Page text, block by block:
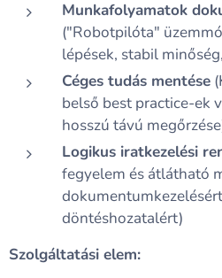
Munkafolyamatok
("Robotpilóta"
lépések, stabil
Céges tudás mentése
belső best practice-ek
hosszú távú
Logikus iratkezelési
fegyelem és átlátható
döntéshozatalért)
Szolgáltatási elem: